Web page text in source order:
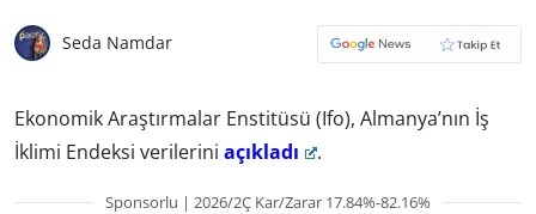
Seda Namdar
Ekonomik Araştırmalar Enstitüsü (Ifo), Almanya’nın İş
İklimi Endeksi verilerini açıkladı .
Sponsorlu | 2026/2Ç Kar/Zarar 17.84%-82.16%